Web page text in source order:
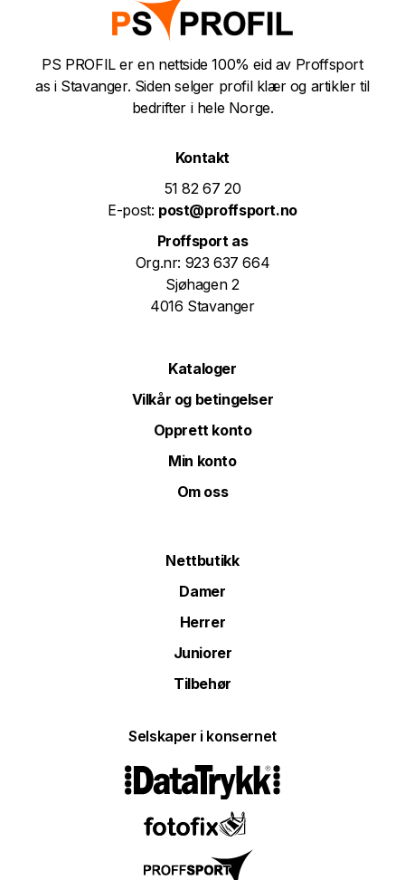
PS PROFIL er en nettside 100% eid av Proffsport
as i Stavanger. Siden selger profil klær og artikler til
bedrifter i hele Norge.
Kontakt
51 82 67 20
E-post: post@proffsport.no
Proffsport as
Org.nr: 923 637 664
Sjøhagen 2
4016 Stavanger
Kataloger
Vilkår og betingelser
Opprett konto
Min konto
Om oss
Nettbutikk
Damer
Herrer
Juniorer
Tilbehør
Selskaper i konsernet